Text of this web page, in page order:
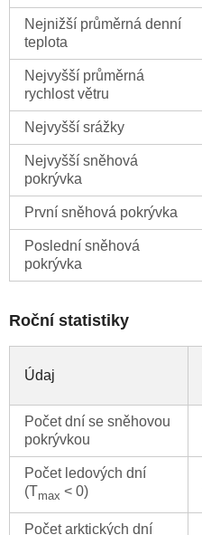
Nejnižší průměrná denní
teplota
Nejvyšší průměrná
rychlost větru
Nejvyšší srážky
Nejvyšší sněhová
pokrývka
První sněhová pokrývka
Poslední sněhová
pokrývka
Roční statistiky
Údaj
Počet dní se sněhovou
pokrývkou
Počet ledových dní
(Tmax < 0)
Počet arktických dní